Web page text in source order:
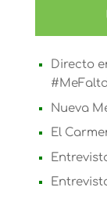
Directo
Nueva
El